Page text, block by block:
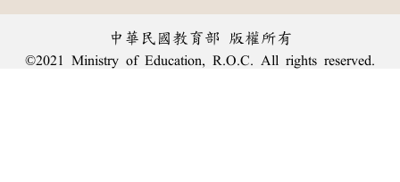
中華民國教育部 版權所有
©2021 Ministry of Education, R.O.C. All rights reserved.